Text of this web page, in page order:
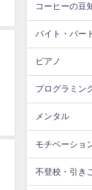
コーヒーの豆
バイト・パー
ピアノ
プログラミン
メンタル
モチベーショ
不登校・引き